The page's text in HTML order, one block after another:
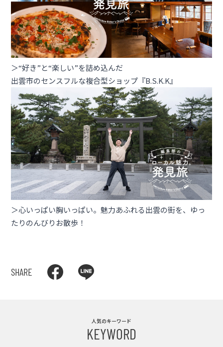
＞“好き”と“楽しい”を詰め込んだ
出雲市のセンスフルな複合型ショップ『B.S.K.K』
＞心いっぱい胸いっぱい。魅力あふれる出雲の街を、ゆっ
たりのんびりお散歩！
SHARE
人気のキーワード
KEYWORD